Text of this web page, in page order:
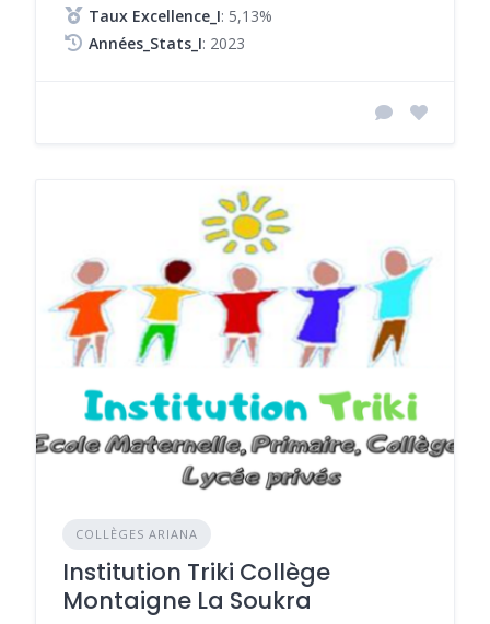
Taux Excellence_I: 5,13%
Années_Stats_I: 2023
COLLÈGES ARIANA
Institution Triki Collège
Montaigne La Soukra